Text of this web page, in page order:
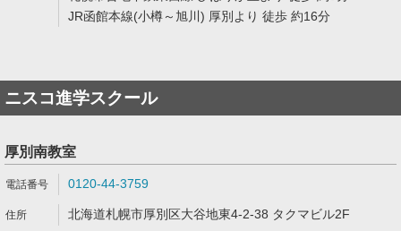
JR函館本線(小樽～旭川) 厚別より 徒歩 約16分
ニスコ進学スクール
厚別南教室
0120-44-3759
北海道札幌市厚別区大谷地東4-2-38 タクマビル2F